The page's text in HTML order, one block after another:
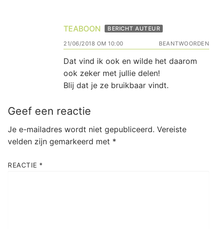
TEABOON BERICHT AUTEUR
21/06/2018 OM 10:00 BEANTWOORDEN
Dat vind ik ook en wilde het daarom
ook zeker met jullie delen!
Blij dat je ze bruikbaar vindt.
Geef een reactie
Je e-mailadres wordt niet gepubliceerd. Vereiste
velden zijn gemarkeerd met *
REACTIE *